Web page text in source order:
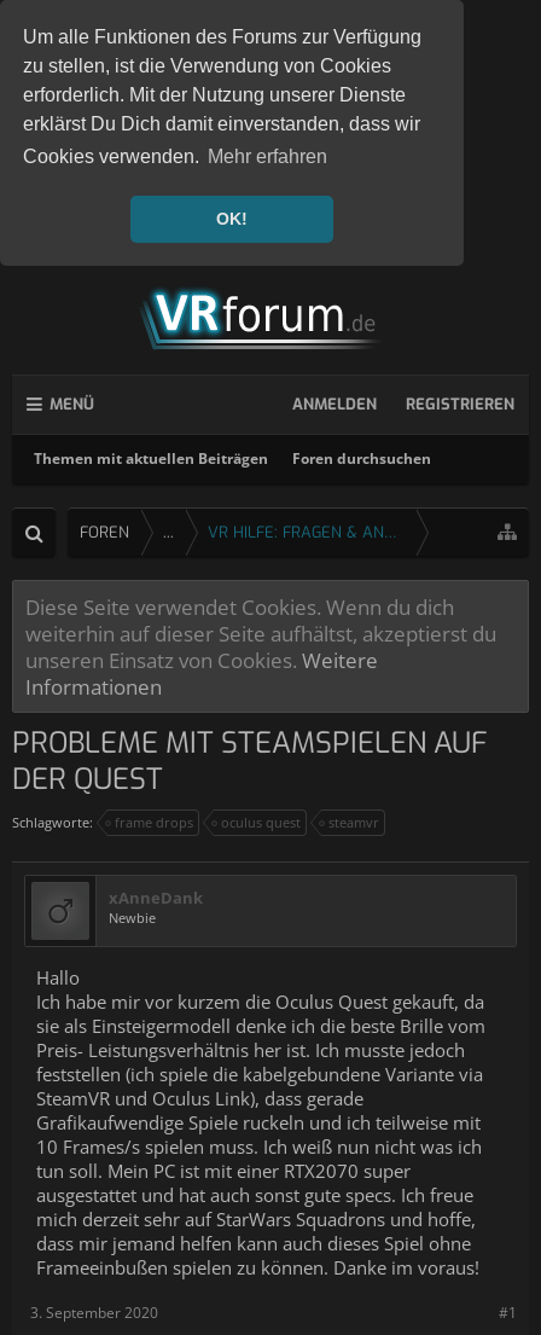
Um alle Funktionen des Forums zur Verfügung
zu stellen, ist die Verwendung von Cookies
erforderlich. Mit der Nutzung unserer Dienste
erklärst Du Dich damit einverstanden, dass wir
Cookies verwenden. Mehr erfahren
OK!
MENÜ
Themen mit aktuellen Beiträgen Foren durchsuchen
ANMELDEN REGISTRIEREN
FOREN ... VR HILFE: FRAGEN & ANTWORTEN
Diese Seite verwendet Cookies. Wenn du dich
weiterhin auf dieser Seite aufhältst, akzeptierst du
unseren Einsatz von Cookies. Weitere
Informationen
PROBLEME MIT STEAMSPIELEN AUF
DER QUEST
Schlagworte: frame drops oculus quest steamvr
xAnneDank
Newbie
Hallo
Ich habe mir vor kurzem die Oculus Quest gekauft, da
sie als Einsteigermodell denke ich die beste Brille vom
Preis- Leistungsverhältnis her ist. Ich musste jedoch
feststellen (ich spiele die kabelgebundene Variante via
SteamVR und Oculus Link), dass gerade
Grafikaufwendige Spiele ruckeln und ich teilweise mit
10 Frames/s spielen muss. Ich weiß nun nicht was ich
tun soll. Mein PC ist mit einer RTX2070 super
ausgestattet und hat auch sonst gute specs. Ich freue
mich derzeit sehr auf StarWars Squadrons und hoffe,
dass mir jemand helfen kann auch dieses Spiel ohne
Frameeinbußen spielen zu können. Danke im voraus!
#1
3. September 2020